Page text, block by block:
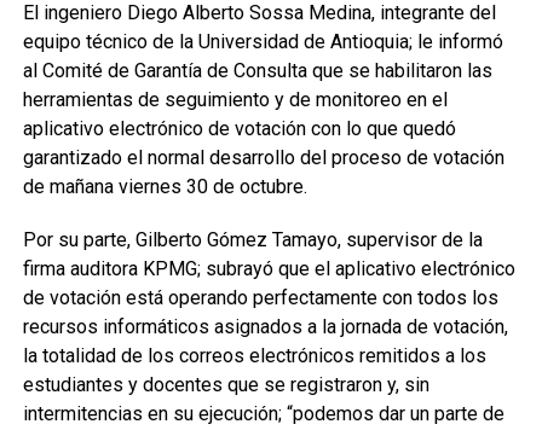
El ingeniero Diego Alberto Sossa Medina, integrante del
equipo técnico de la Universidad de Antioquia; le informó
al Comité de Garantía de Consulta que se habilitaron las
herramientas de seguimiento y de monitoreo en el
aplicativo electrónico de votación con lo que quedó
garantizado el normal desarrollo del proceso de votación
de mañana viernes 30 de octubre.
Por su parte, Gilberto Gómez Tamayo, supervisor de la
firma auditora KPMG; subrayó que el aplicativo electrónico
de votación está operando perfectamente con todos los
recursos informáticos asignados a la jornada de votación,
la totalidad de los correos electrónicos remitidos a los
estudiantes y docentes que se registraron y, sin
intermitencias en su ejecución; “podemos dar un parte de